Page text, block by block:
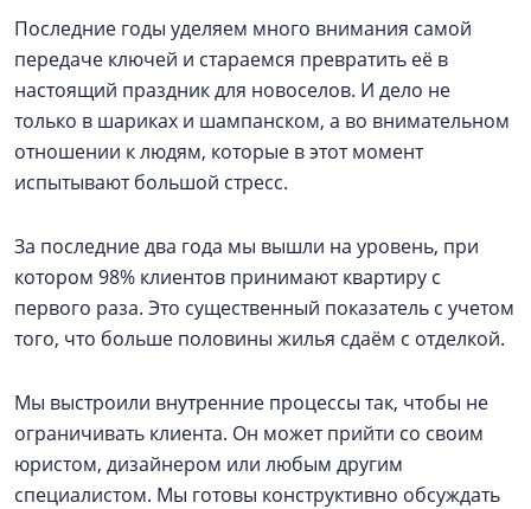
Последние годы уделяем много внимания самой
передаче ключей и стараемся превратить её в
настоящий праздник для новоселов. И дело не
только в шариках и шампанском, а во внимательном
отношении к людям, которые в этот момент
испытывают большой стресс.
За последние два года мы вышли на уровень, при
котором 98% клиентов принимают квартиру с
первого раза. Это существенный показатель с учетом
того, что больше половины жилья сдаём с отделкой.
Мы выстроили внутренние процессы так, чтобы не
ограничивать клиента. Он может прийти со своим
юристом, дизайнером или любым другим
специалистом. Мы готовы конструктивно обсуждать